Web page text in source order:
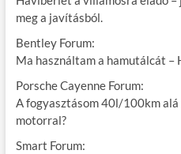
meg a javításból.
Bentley Forum:
Ma használtam a hamutálcát –
Porsche Cayenne Forum:
A fogyasztásom 40l/100km
motorral?
Smart Forum: